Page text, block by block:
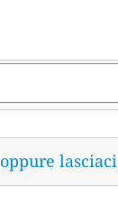
oppure